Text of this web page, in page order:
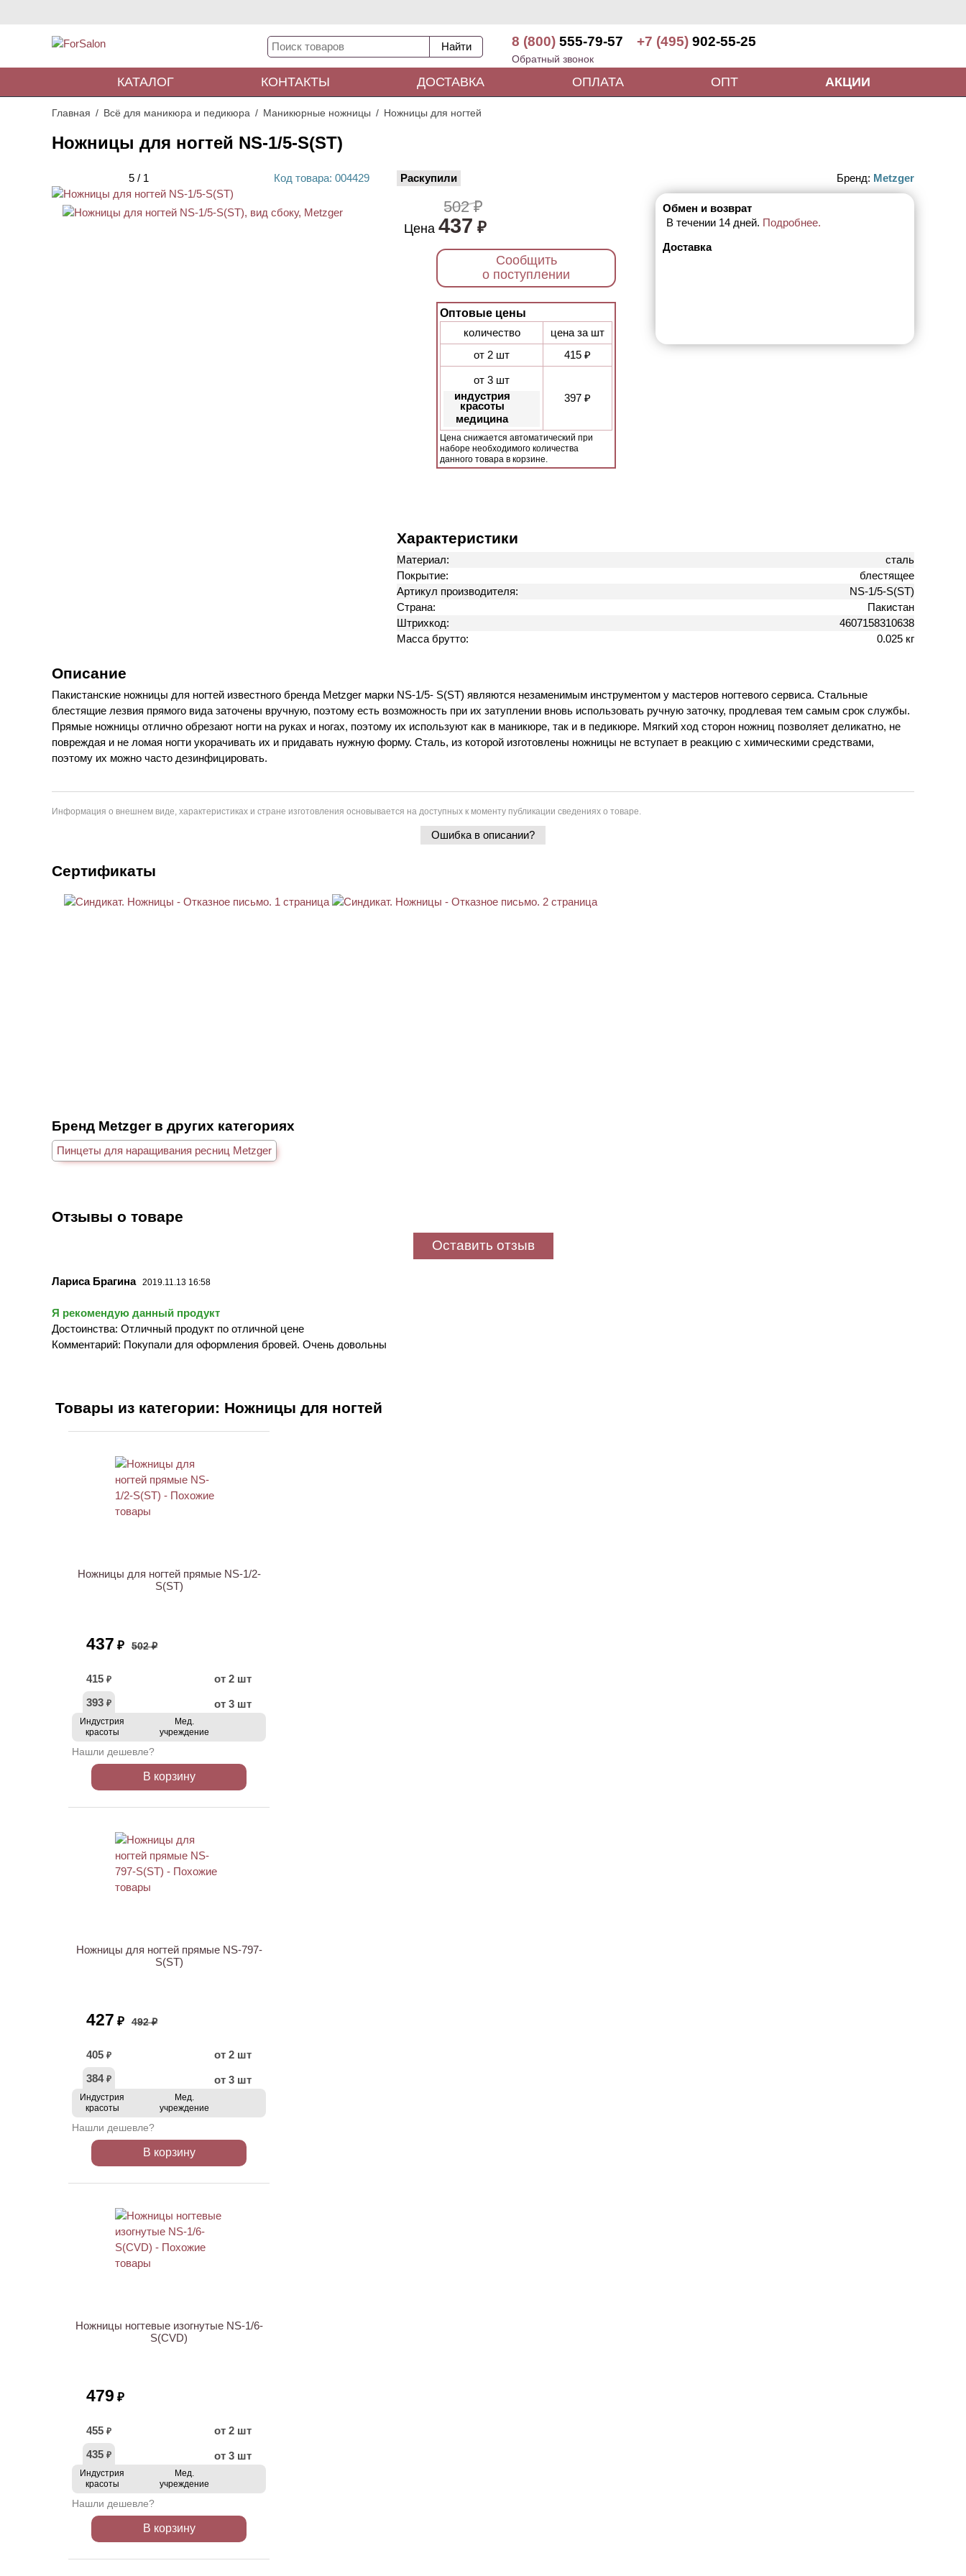
8 (800) 555-79-57 +7 (495) 902-55-25
Обратный звонок
КАТАЛОГ КОНТАКТЫ ДОСТАВКА ОПЛАТА ОПТ АКЦИИ
Главная Всё для маникюра и педикюра Маникюрные ножницы Ножницы для ногтей
Ножницы для ногтей NS-1/5-S(ST)
5 / 1 Код товара: 004429 Раскупили Бренд: Metzger
502 ₽
Цена 437 ₽
Сообщить
о поступлении
Оптовые цены
количество
цена за шт
от 2 шт
415 ₽
от 3 шт
индустрия
красоты
медицина
397 ₽
Цена снижается автоматический при
наборе необходимого количества
данного товара в корзине.
Обмен и возврат
В течении 14 дней. Подробнее.
Доставка
Характеристики
Материал:
сталь
Покрытие:
блестящее
Артикул производителя:
NS-1/5-S(ST)
Страна:
Пакистан
Штрихкод:
4607158310638
Масса брутто:
0.025 кг
Описание
Пакистанские ножницы для ногтей известного бренда Metzger марки NS-1/5- S(ST) являются незаменимым инструментом у мастеров ногтевого сервиса. Стальные
блестящие лезвия прямого вида заточены вручную, поэтому есть возможность при их затуплении вновь использовать ручную заточку, продлевая тем самым срок службы.
Прямые ножницы отлично обрезают ногти на руках и ногах, поэтому их используют как в маникюре, так и в педикюре. Мягкий ход сторон ножниц позволяет деликатно, не
повреждая и не ломая ногти укорачивать их и придавать нужную форму. Сталь, из которой изготовлены ножницы не вступает в реакцию с химическими средствами,
поэтому их можно часто дезинфицировать.
Информация о внешнем виде, характеристиках и стране изготовления основывается на доступных к моменту публикации сведениях о товаре.
Ошибка в описании?
Сертификаты
Бренд Metzger в других категориях
Пинцеты для наращивания ресниц Metzger
Отзывы о товаре
Оставить отзыв
Лариса Брагина 2019.11.13 16:58
Я рекомендую данный продукт
Достоинства: Отличный продукт по отличной цене
Комментарий: Покупали для оформления бровей. Очень довольны
Товары из категории: Ножницы для ногтей
Ножницы для ногтей прямые NS-1/2-
S(ST)
437 ₽ 502 ₽
415 ₽
от 2 шт
393 ₽ от 3 шт
Индустрия
красоты
Мед.
учреждение
Нашли дешевле?
В корзину
Ножницы для ногтей прямые NS-797-
S(ST)
427 ₽ 492 ₽
405 ₽
от 2 шт
384 ₽ от 3 шт
Индустрия
красоты
Мед.
учреждение
Нашли дешевле?
В корзину
Ножницы ногтевые изогнутые NS-1/6-
S(CVD)
479 ₽
455 ₽
от 2 шт
435 ₽ от 3 шт
Индустрия
красоты
Мед.
учреждение
Нашли дешевле?
В корзину